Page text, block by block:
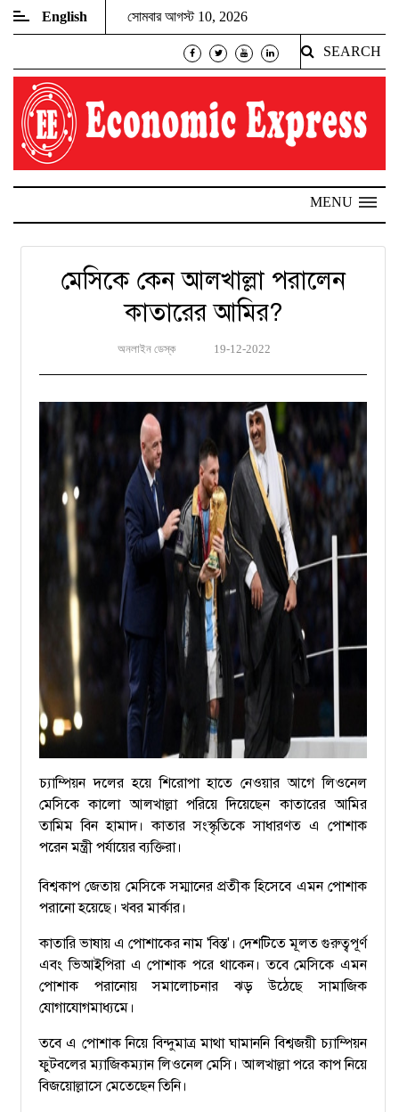
English সোমবার আগস্ট 10, 2026
SEARCH
MENU
মেসিকে কেন আলখাল্লা পরালেন
কাতারের আমির?
অনলাইন ডেস্ক 19-12-2022
চ্যাম্পিয়ন দলের হয়ে শিরোপা হাতে নেওয়ার আগে লিওনেল
মেসিকে কালো আলখাল্লা পরিয়ে দিয়েছেন কাতারের আমির
তামিম বিন হামাদ। কাতার সংস্কৃতিকে সাধারণত এ পোশাক
পরেন মন্ত্রী পর্যায়ের ব্যক্তিরা।
বিশ্বকাপ জেতায় মেসিকে সম্মানের প্রতীক হিসেবে এমন পোশাক
পরানো হয়েছে। খবর মার্কার।
কাতারি ভাষায় এ পোশাকের নাম 'বিস্ত'। দেশটিতে মূলত গুরুত্বপূর্ণ
এবং ভিআইপিরা এ পোশাক পরে থাকেন। তবে মেসিকে এমন
পোশাক পরানোয় সমালোচনার ঝড় উঠেছে সামাজিক
যোগাযোগমাধ্যমে।
তবে এ পোশাক নিয়ে বিন্দুমাত্র মাথা ঘামাননি বিশ্বজয়ী চ্যাম্পিয়ন
ফুটবলের ম্যাজিকম্যান লিওনেল মেসি। আলখাল্লা পরে কাপ নিয়ে
বিজয়োল্লাসে মেতেছেন তিনি।